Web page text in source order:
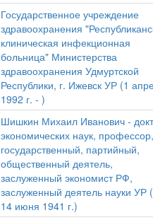
Государственное учреждение
здравоохранения
клиническая инфекционная
больница" Министерства
здравоохранения Удмуртской
Республики, г. Ижевск УР (1
1992 г. - )
Шишкин Михаил Иванович -
экономических наук, профессор,
государственный, партийный,
общественный деятель,
заслуженный экономист РФ,
заслуженный деятель науки УР
14 июня 1941 г.)